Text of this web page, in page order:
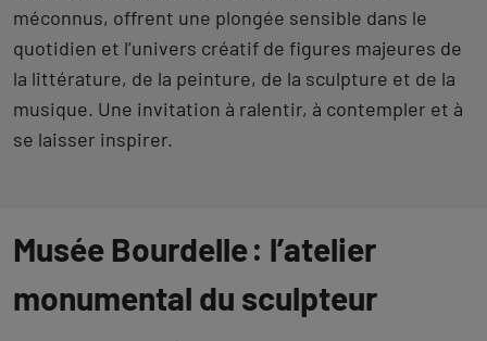
méconnus, offrent une plongée sensible dans le
quotidien et l’univers créatif de figures majeures de
la littérature, de la peinture, de la sculpture et de la
musique. Une invitation à ralentir, à contempler et à
se laisser inspirer.
Musée Bourdelle : l’atelier
monumental du sculpteur